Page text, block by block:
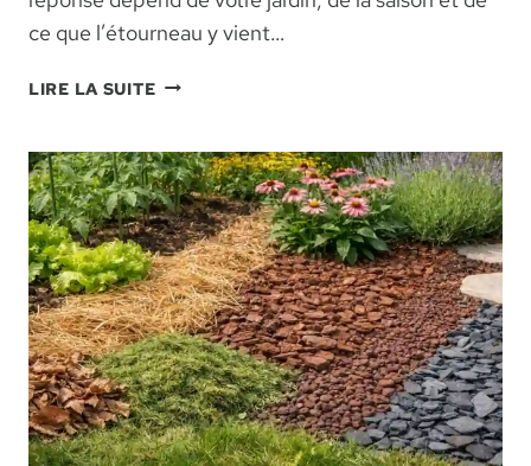
ce que l’étourneau y vient…
LIRE LA SUITEÉTOURNEAU
JARDIN
:
UTILE,
GÊNANT,
ET
QUE
FAIRE
SELON
VOTRE
SITUATION